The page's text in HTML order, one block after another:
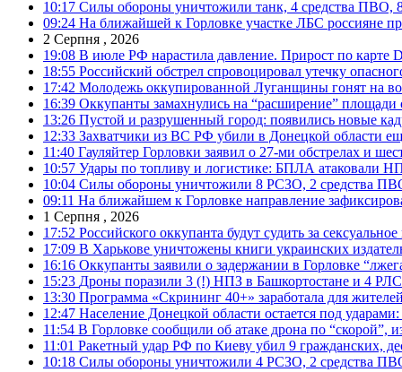
10:17 Силы обороны уничтожили танк, 4 средства ПВО,
09:24 На ближайшей к Горловке участке ЛБС россияне
2 Серпня , 2026
19:08 В июле РФ нарастила давление. Прирост по карте
18:55 Российский обстрел спровоцировал утечку
17:42 Молодежь оккупированной Луганщины гонят на
16:39 Оккупанты замахнулись на “расширение” площади
13:26 Пустой и разрушенный город: появились новые
12:33 Захватчики из ВС РФ убили в Донецкой области
11:40 Гауляйтер Горловки заявил о 27-ми обстрелах и
10:57 Удары по топливу и логистике: БПЛА атаковали
10:04 Силы обороны уничтожили 8 РСЗО, 2 средства
09:11 На ближайшем к Горловке направление
1 Серпня , 2026
17:52 Российского оккупанта будут судить за
17:09 В Харькове уничтожены книги украинских
16:16 Оккупанты заявили о задержании в Горловке
15:23 Дроны поразили 3 (!) НПЗ в Башкортостане и 4 РЛС
13:30 Программа «Скрининг 40+» заработала для
12:47 Население Донецкой области остается под
11:54 В Горловке сообщили об атаке дрона по “скорой”,
11:01 Ракетный удар РФ по Киеву убил 9 гражданских,
10:18 Силы обороны уничтожили 4 РСЗО, 2 средства